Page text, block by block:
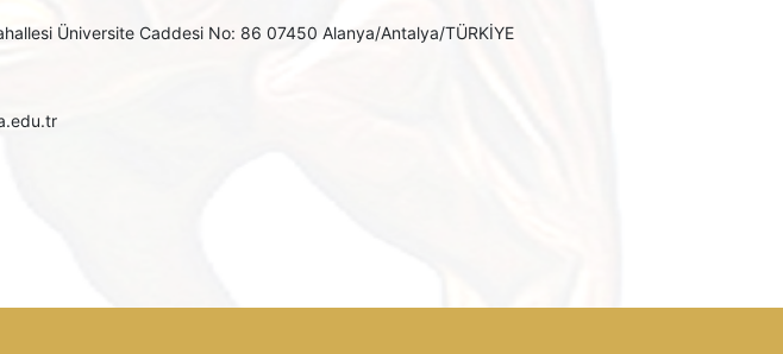
Üniversite Caddesi No: 86 07450 Alanya/Antalya/TÜRKİYE